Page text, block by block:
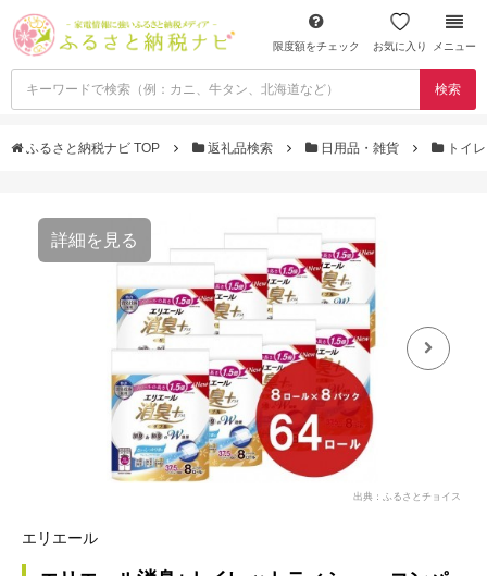
限度額をチェック お気に入り メニュー
検索
ふるさと納税ナビ TOP 返礼品検索 日用品・雑貨 トイ
詳細を見る
出典：ふるさとチョイス
エリエール